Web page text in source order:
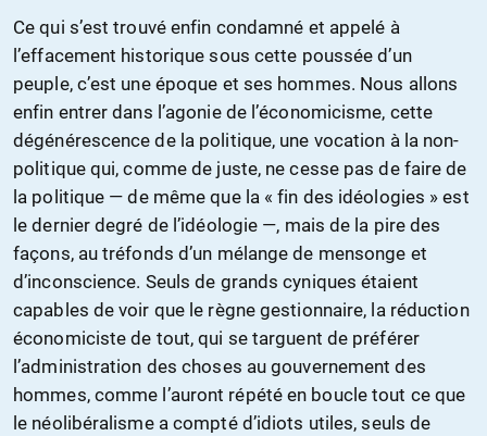
Ce qui s’est trouvé enfin condamné et appelé à
l’effacement historique sous cette poussée d’un
peuple, c’est une époque et ses hommes. Nous allons
enfin entrer dans l’agonie de l’économicisme, cette
dégénérescence de la politique, une vocation à la non-
politique qui, comme de juste, ne cesse pas de faire de
la politique — de même que la « fin des idéologies » est
le dernier degré de l’idéologie —, mais de la pire des
façons, au tréfonds d’un mélange de mensonge et
d’inconscience. Seuls de grands cyniques étaient
capables de voir que le règne gestionnaire, la réduction
économiciste de tout, qui se targuent de préférer
l’administration des choses au gouvernement des
hommes, comme l’auront répété en boucle tout ce que
le néolibéralisme a compté d’idiots utiles, seuls de